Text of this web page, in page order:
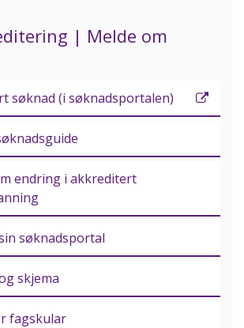
| Melde om
søknad (i søknadsportalen)
endring i akkreditert
søknadsportal
skjema
fagskular